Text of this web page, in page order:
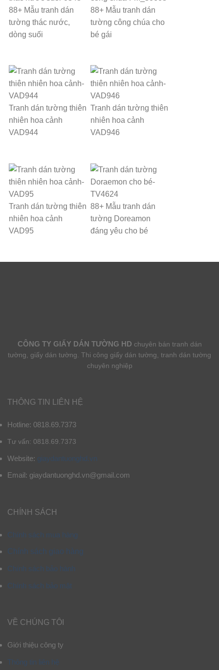
88+ Mẫu tranh dán
tường thác nước,
dòng suối
88+ Mẫu tranh dán
tường công chúa cho
bé gái
Tranh dán tường thiên
nhiên hoa cảnh
VAD944
Tranh dán tường thiên
nhiên hoa cảnh
VAD946
Tranh dán tường thiên
nhiên hoa cảnh
VAD95
88+ Mẫu tranh dán
tường Doreamon
đáng yêu cho bé
CÔNG TY GIẤY DÁN TƯỜNG HD chuyên bán tranh dán
tường, giấy dán tường. Thi công giấy dán tường, tranh dán tường
chuyên nghiệp
THÔNG TIN LIÊN HỆ
Hotline: 0818.69.7373
Tư vấn: 0818.69.7373
Website: giaydantuonghd.vn
Email: giaydantuonghd.vn@gmail.com
CHÍNH SÁCH
Chính sách mua hàng
Chính sách giao hàng
Chính sách bảo hành
Chính sách bảo mật
VỀ CHÚNG TÔI
Giới thiệu công ty
Thông tin liên hệ